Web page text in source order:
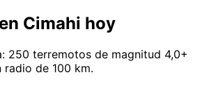
Cimahi hoy
250 terremotos de magnitud 4,0+
de 100 km.